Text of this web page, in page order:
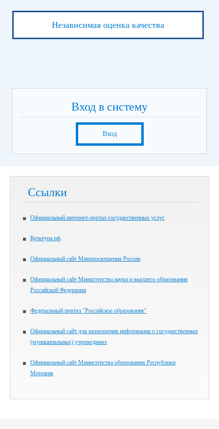
Независимая оценка качества
Вход в систему
Вход
Ссылки
Официальный интернет-портал государственных услуг
Культура.рф
Официальный сайт Минпросвещения России
Официальный сайт Министерства науки и высшего образования
Российской Федерации
Федеральный портал "Российское образование"
Официальный сайт для размещения информации о государственных
(муниципальных) учрежедниях
Официальный сайт Министерства образования Республики
Моровия